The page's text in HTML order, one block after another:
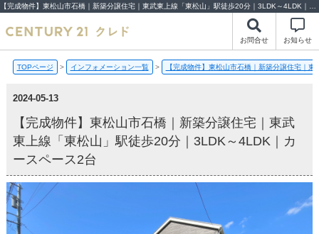
お問合せ お知らせ
TOPページ > インフォメーション一覧 > 【完成物件】東松山市石橋｜新築分譲住宅｜
2024-05-13
【完成物件】東松山市石橋｜新築分譲住宅｜東武
東上線「東松山」駅徒歩20分｜3LDK～4LDK｜カ
ースペース2台